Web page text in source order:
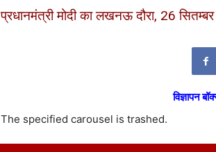
प्रधानमंत्री मोदी का लखनऊ दौरा, 26
विज्ञापन
The specified carousel is trashed.